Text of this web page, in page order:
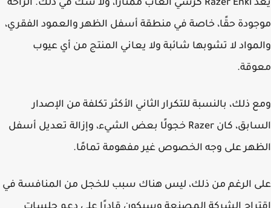
يعد Razer Enki كرسي ألعاب ممتازًا، ولا شك في ذلك. الراحة
حقًا، خاصة في منطقة أسفل الظهر والعمود الفقري،
لا تشوبها شائبة ولا يعاني المنتج من أي عيوب
ذلك، بالنسبة للتكرار الثاني الأكثر تكلفة من الإصدار
السابق، كان Razer خجولًا بعض الشيء، وإزالة تعديل أسفل
على وجه الخصوص غير مفهومة تمامًا.
الرغم من ذلك، ليس هناك سبب للخجل من المنافسة في